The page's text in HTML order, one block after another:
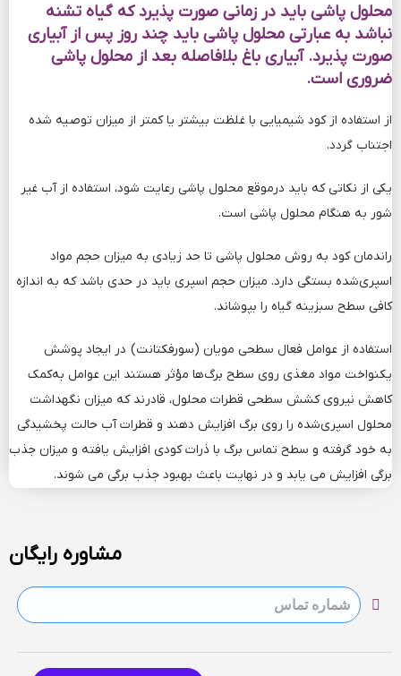
محلول پاشی باید در زمانی صورت پذیرد که گیاه تشنه
نباشد به عبارتی محلول پاشی باید چند روز پس از آبیاری
صورت پذیرد. آبیاري باغ بلافاصله بعد از محلول پاشی
ضروري است.
از استفاده از کود شیمیایی با غلظت بیشتر یا کمتر از میزان توصیه شده
اجتناب گردد.
یکی از نکاتی که باید درموقع محلول پاشی رعایت شود، استفاده از آب غیر
شور به هنگام محلول پاشی است.
راندمان کود به روش محلول پاشی تا حد زیادی به میزان حجم مواد
اسپری‌شده بستگی دارد. میزان حجم اسپری باید در حدی باشد که به اندازه
کافی سطح سبزینه گیاه را بپوشاند.
استفاده از عوامل فعال سطحی مویان (سورفکتانت) در ایجاد پوشش
یکنواخت مواد مغذی روی سطح برگ‌ها مؤثر هستند این عوامل به‌کمک
کاهش نیروی کشش سطحی قطرات محلول، قادرند که میزان نگهداشت
محلول اسپری‌شده را روی برگ افزایش دهند و قطرات آب حالت پخشیدگی
به خود گرفته و سطح تماس برگ با ذرات کودی افزایش یافته و میزان جذب
برگی افزایش می ­یابد و در نهایت باعث بهبود جذب برگی می­ شوند.
مشاوره رایگان